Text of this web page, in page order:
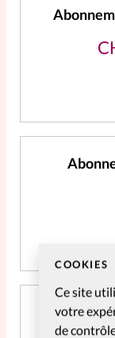
COOKIES
Ce site
votre
de